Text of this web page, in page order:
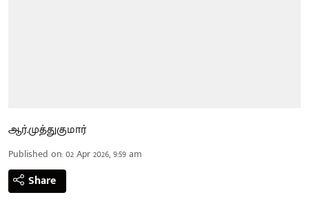
ஆர்.முத்துகுமார்
Published on:02 Apr 2026, 9:59 am
Share